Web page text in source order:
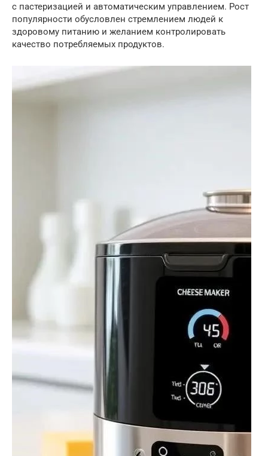
с пастеризацией и автоматическим управлением. Рост
популярности обусловлен стремлением людей к
здоровому питанию и желанием контролировать
качество потребляемых продуктов.